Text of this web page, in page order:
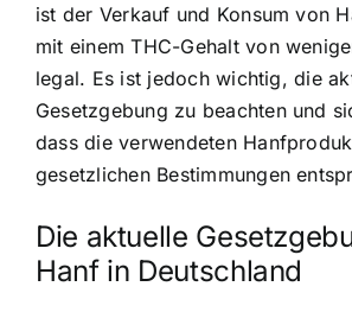
ist der Verkauf und Konsum von
mit einem THC-Gehalt von
legal. Es ist jedoch wichtig, die
Gesetzgebung zu beachten und
dass die verwendeten
gesetzlichen Bestimmungen
Die aktuelle
Hanf in Deutschland